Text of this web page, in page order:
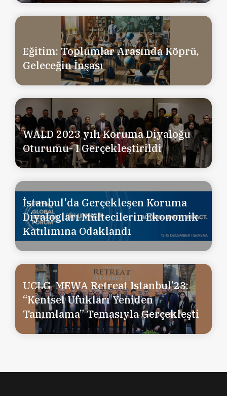
Eğitim: Toplumlar Arasında Köprü,
Geleceğin İnşası
WALD 2023 yılı Koruma Diyaloğu
Oturumu- I Gerçekleştirildi
İstanbul'da Gerçekleşen Koruma
Diyalogları Mültecilerin Ekonomik
Katılımına Odaklandı
UCLG-MEWA Retreat Istanbul’23:
“Kentsel Ufukları Yeniden
Tanımlama” Temasıyla Gerçekleşti